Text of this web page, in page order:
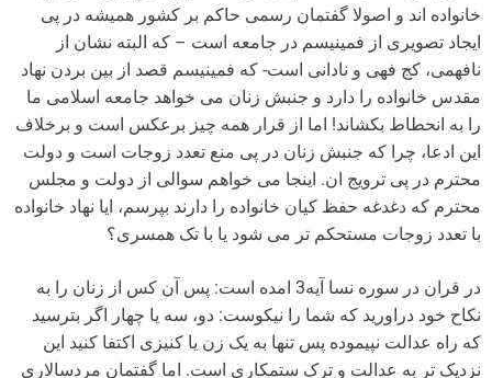
خانواده اند و اصولا گفتمان رسمی حاکم بر کشور همیشه در پی
ایجاد تصویری از فمینیسم در جامعه است – که البته نشان از
نافهمی، کج فهی و نادانی است- که فمینیسم قصد از بین بردن نهاد
مقدس خانواده را دارد و جنبش زنان می خواهد جامعه اسلامی ما
را به انحطاط بکشاند! اما از قرار همه چیز برعکس است و برخلاف
این ادعا، چرا که جنبش زنان در پی منع تعدد زوجات است و دولت
محترم در پی ترویج ان. اینجا می خواهم سوالی از دولت و مجلس
محترم که دغدغه حفظ کیان خانواده را دارند بپرسم، ایا نهاد خانواده
با تعدد زوجات مستحکم تر می شود یا با تک همسری؟
در قران در سوره نسا آیه3 امده است: پس آن کس از زنان را به
نکاح خود دراورید که شما را نیکوست: دو، سه یا چهار اگر بترسید
که راه عدالت نپیموده پس تنها به یک زن یا کنیزی اکتفا کنید این
نزدیک تر به عدالت و ترک ستمکاری است. اما گفتمان مردسالاری